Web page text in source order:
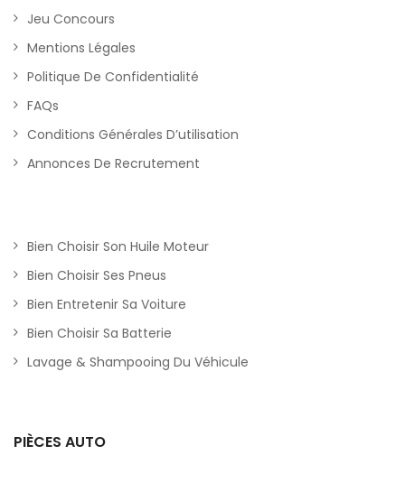
Jeu Concours
Mentions Légales
Politique De Confidentialité
FAQs
Conditions Générales D’utilisation
Annonces De Recrutement
Bien Choisir Son Huile Moteur
Bien Choisir Ses Pneus
Bien Entretenir Sa Voiture
Bien Choisir Sa Batterie
Lavage & Shampooing Du Véhicule
PIÈCES AUTO